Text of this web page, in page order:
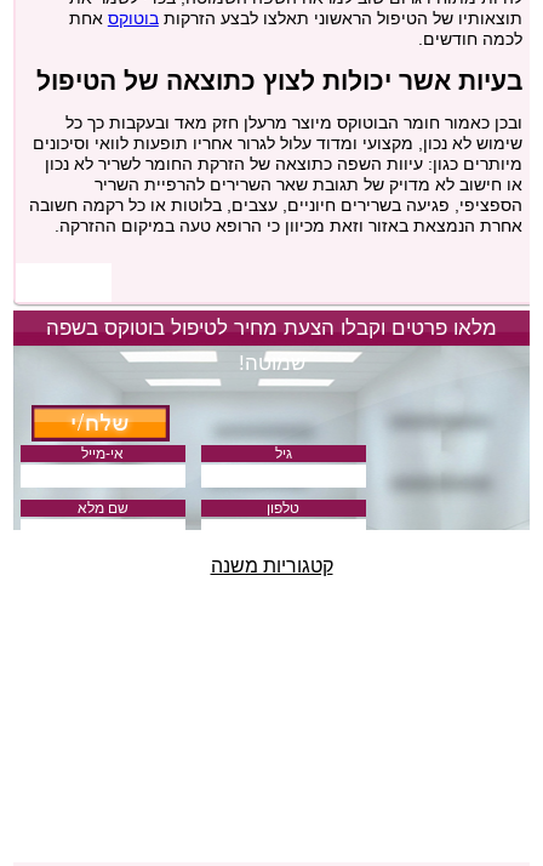
תוצאותיו של הטיפול הראשוני תאלצו לבצע הזרקותבוטוקס אחת
לכמה חודשים.
בעיות אשר יכולות לצוץ כתוצאה של הטיפול
ובכן כאמור חומר הבוטוקס מיוצר מרעלן חזק מאד ובעקבות כך כל
שימוש לא נכון, מקצועי ומדוד עלול לגרור אחריו תופעות לוואי וסיכונים
מיותרים כגון: עיוות השפה כתוצאה של הזרקת החומר לשריר לא נכון
או חישוב לא מדויק של תגובת שאר השרירים להרפיית השריר
הספציפי, פגיעה בשרירים חיוניים, עצבים, בלוטות או כל רקמה חשובה
אחרת הנמצאת באזור וזאת מכיוון כי הרופא טעה במיקום ההזרקה.
מלאו פרטים וקבלו הצעת מחיר לטיפול בוטוקס בשפה
שמוטה!
אי-מייל גיל
שם מלא טלפון
קטגוריות משנה